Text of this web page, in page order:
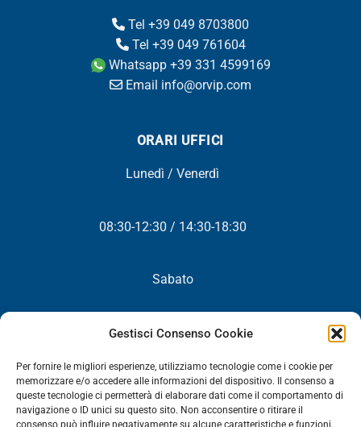
Gestisci Consenso Cookie
Per fornire le migliori esperienze, utilizziamo tecnologie come i cookie per
memorizzare e/o accedere alle informazioni del dispositivo. Il consenso a
queste tecnologie ci permetterà di elaborare dati come il comportamento di
navigazione o ID unici su questo sito. Non acconsentire o ritirare il
consenso può influire negativamente su alcune caratteristiche e funzioni.
Tel +39 049 8703800
Tel +39 049 761604
Whatsapp +39 331 4599169
Email info@orvip.com
ORARI UFFICI
Lunedì / Venerdì
08:30-12:30 / 14:30-18:30
Sabato
Chiuso
NEWSLETTER